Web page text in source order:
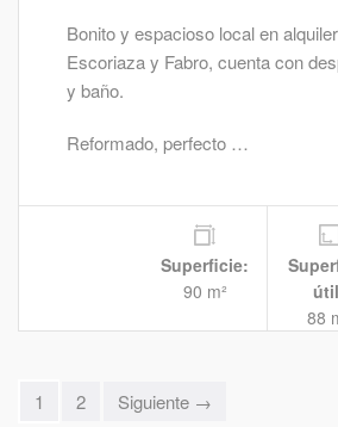
Bonito y espacioso local en
Escoriaza y Fabro, cuenta con
y baño.
Reformado, perfecto …
Superficie:
90 m²
88
1 2 Siguiente →